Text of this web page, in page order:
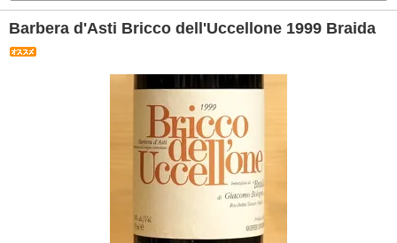
Barbera d'Asti Bricco dell'Uccellone 1999 Braida